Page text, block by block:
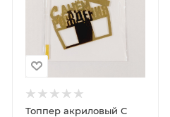
Топпер акриловый С